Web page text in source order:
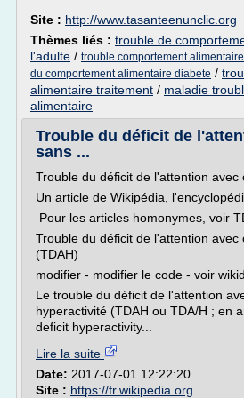
Site : http://www.tasanteenunclic.org
Thèmes liés : trouble de
l'adulte / trouble comportement
du comportement alimentaire diabete /
alimentaire traitement / maladie
alimentaire
Trouble du déficit de
sans ...
Trouble du déficit de l'attention avec
Un article de Wikipédia,
Pour les articles homonymes, voir
Trouble du déficit de l'attention avec
(TDAH)
modifier - modifier le code - voir
Le trouble du déficit de l'attention
hyperactivité (TDAH ou TDA/H ; en
deficit hyperactivity...
Lire la suite
Date: 2017-07-01 12:22:20
Site : https://fr.wikipedia.org